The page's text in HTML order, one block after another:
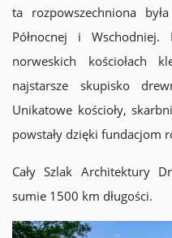
ta rozpowszechniona
Północnej i
norweskich kościołach
najstarsze skupisko
Unikatowe kościoły,
powstały dzięki fundacjom
Cały Szlak Architektury
sumie 1500 km długości.